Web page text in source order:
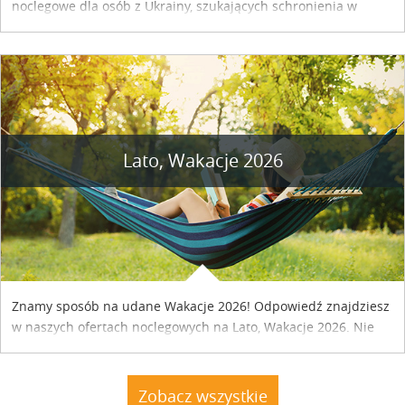
noclegowe dla osób z Ukrainy, szukających schronienia w
Lato, Wakacje 2026
Znamy sposób na udane Wakacje 2026! Odpowiedź znajdziesz
w naszych ofertach noclegowych na Lato, Wakacje 2026. Nie
Zobacz wszystkie